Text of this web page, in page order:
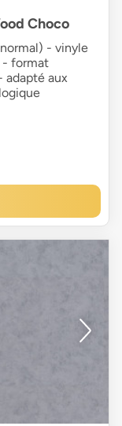
Choco
- vinyle
- format
adapté aux